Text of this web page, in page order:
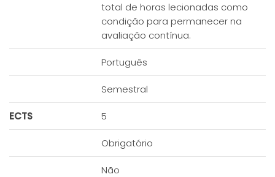
total de horas lecionadas como
condição para permanecer na
avaliação contínua.
Português
Semestral
ECTS 5
Obrigatório
Não